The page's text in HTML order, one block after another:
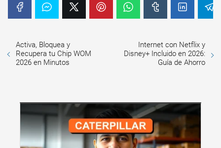
Activa, Bloquea y
Recupera tu Chip WOM
2026 en Minutos
Internet con Netflix y
Disney+ Incluido en 2026:
Guía de Ahorro